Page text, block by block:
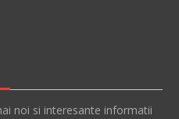
noi si interesante informatii